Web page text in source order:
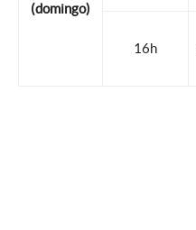
(domingo)
16h